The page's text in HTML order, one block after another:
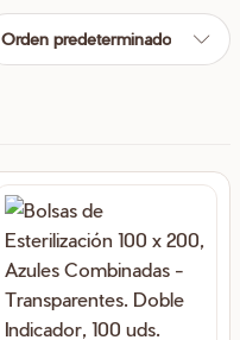
Orden predeterminado